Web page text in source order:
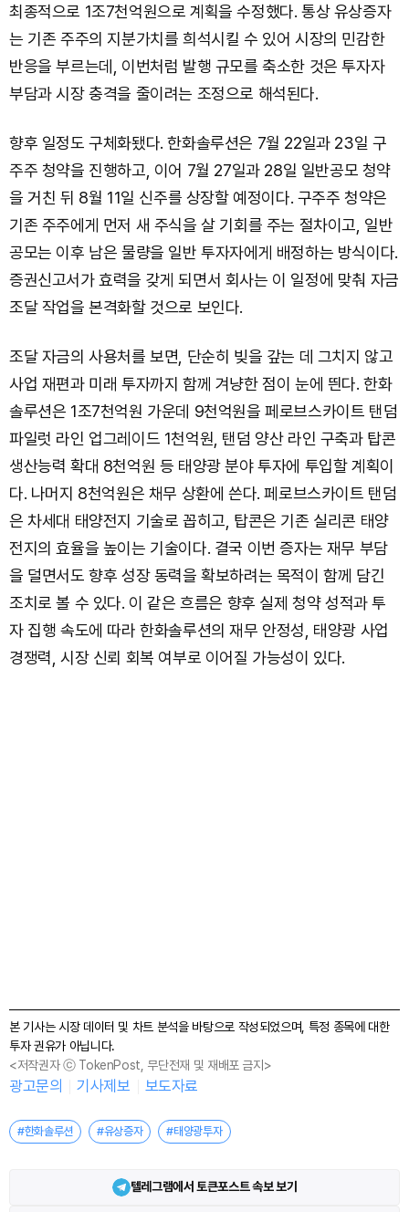
최종적으로 1조7천억원으로 계획을 수정했다. 통상 유상증자
는 기존 주주의 지분가치를 희석시킬 수 있어 시장의 민감한
반응을 부르는데, 이번처럼 발행 규모를 축소한 것은 투자자
부담과 시장 충격을 줄이려는 조정으로 해석된다.
향후 일정도 구체화됐다. 한화솔루션은 7월 22일과 23일 구
주주 청약을 진행하고, 이어 7월 27일과 28일 일반공모 청약
을 거친 뒤 8월 11일 신주를 상장할 예정이다. 구주주 청약은
기존 주주에게 먼저 새 주식을 살 기회를 주는 절차이고, 일반
공모는 이후 남은 물량을 일반 투자자에게 배정하는 방식이다.
증권신고서가 효력을 갖게 되면서 회사는 이 일정에 맞춰 자금
조달 작업을 본격화할 것으로 보인다.
조달 자금의 사용처를 보면, 단순히 빚을 갚는 데 그치지 않고
사업 재편과 미래 투자까지 함께 겨냥한 점이 눈에 띈다. 한화
솔루션은 1조7천억원 가운데 9천억원을 페로브스카이트 탠덤
파일럿 라인 업그레이드 1천억원, 탠덤 양산 라인 구축과 탑콘
생산능력 확대 8천억원 등 태양광 분야 투자에 투입할 계획이
다. 나머지 8천억원은 채무 상환에 쓴다. 페로브스카이트 탠덤
은 차세대 태양전지 기술로 꼽히고, 탑콘은 기존 실리콘 태양
전지의 효율을 높이는 기술이다. 결국 이번 증자는 재무 부담
을 덜면서도 향후 성장 동력을 확보하려는 목적이 함께 담긴
조치로 볼 수 있다. 이 같은 흐름은 향후 실제 청약 성적과 투
자 집행 속도에 따라 한화솔루션의 재무 안정성, 태양광 사업
경쟁력, 시장 신뢰 회복 여부로 이어질 가능성이 있다.
본 기사는 시장 데이터 및 차트 분석을 바탕으로 작성되었으며, 특정 종목에 대한
투자 권유가 아닙니다.
<저작권자 ⓒ TokenPost, 무단전재 및 재배포 금지>
광고문의 기사제보 보도자료
#한화솔루션 #유상증자 #태양광투자
텔레그램에서 토큰포스트 속보 보기